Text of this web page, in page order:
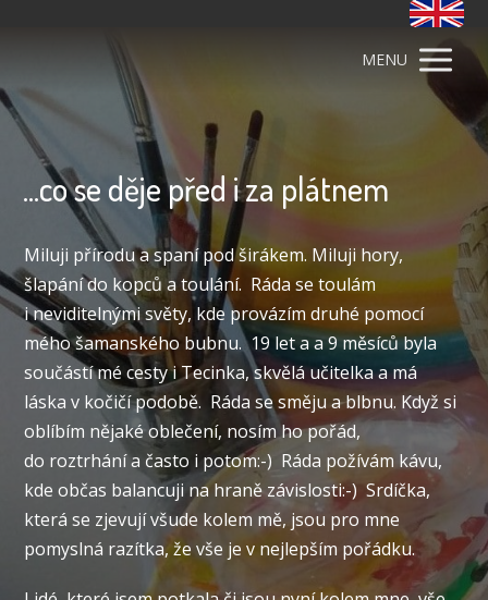
MENU
...co se děje před i za plátnem
Miluji přírodu a spaní pod širákem. Miluji hory,
šlapání do kopců a toulání. Ráda se toulám
i neviditelnými světy, kde provázím druhé pomocí
mého šamanského bubnu. 19 let a a 9 měsíců byla
součástí mé cesty i Tecinka, skvělá učitelka a má
láska v kočičí podobě. Ráda se směju a blbnu. Když si
oblíbím nějaké oblečení, nosím ho pořád,
do roztrhání a často i potom:-) Ráda požívám kávu,
kde občas balancuji na hraně závislosti:-) Srdíčka,
která se zjevují všude kolem mě, jsou pro mne
pomyslná razítka, že vše je v nejlepším pořádku.